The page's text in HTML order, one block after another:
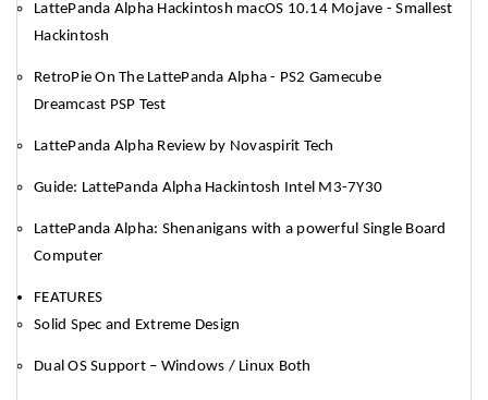
LattePanda Alpha Hackintosh macOS 10.14 Mojave - Smallest
Hackintosh
RetroPie On The LattePanda Alpha - PS2 Gamecube
Dreamcast PSP Test
LattePanda Alpha Review by Novaspirit Tech
Guide: LattePanda Alpha Hackintosh Intel M3-7Y30
LattePanda Alpha: Shenanigans with a powerful Single Board
Computer
FEATURES
Solid Spec and Extreme Design
Dual OS Support – Windows / Linux Both